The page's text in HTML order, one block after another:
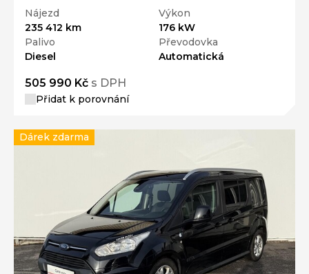
Nájezd
235 412 km
Výkon
176 kW
Palivo
Diesel
Převodovka
Automatická
505 990 Kč s DPH
Přidat k porovnání
Dárek zdarma